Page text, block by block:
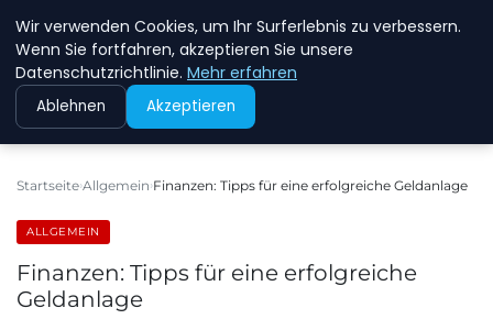
NEW ENERGY JOBS
Startseite Allgemein Finanzen: Tipps für eine erfolgreiche Geldanlage
ALLGEMEIN
Finanzen: Tipps für eine erfolgreiche
Geldanlage
Wir verwenden Cookies, um Ihr Surferlebnis zu verbessern.
Wenn Sie fortfahren, akzeptieren Sie unsere
Datenschutzrichtlinie. Mehr erfahren
Ablehnen Akzeptieren